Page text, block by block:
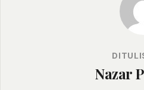
Nazar